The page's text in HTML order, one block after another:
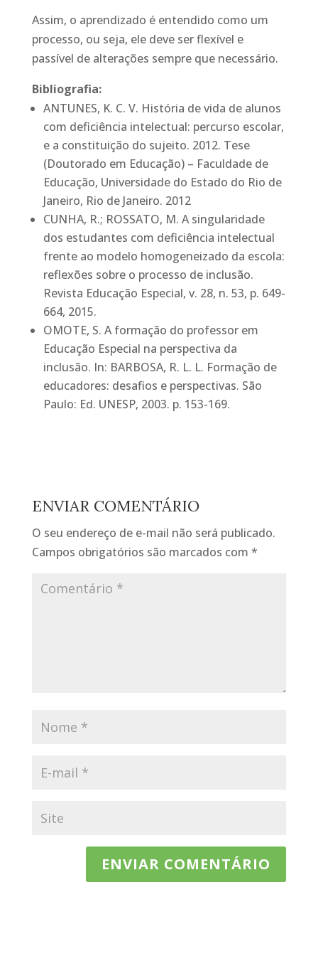
Assim, o aprendizado é entendido como um
processo, ou seja, ele deve ser flexível e
passível de alterações sempre que necessário.
Bibliografia:
ANTUNES, K. C. V. História de vida de alunos
com deficiência intelectual: percurso escolar,
e a constituição do sujeito. 2012. Tese
(Doutorado em Educação) – Faculdade de
Educação, Universidade do Estado do Rio de
Janeiro, Rio de Janeiro. 2012
CUNHA, R.; ROSSATO, M. A singularidade
dos estudantes com deficiência intelectual
frente ao modelo homogeneizado da escola:
reflexões sobre o processo de inclusão.
Revista Educação Especial, v. 28, n. 53, p. 649-
664, 2015.
OMOTE, S. A formação do professor em
Educação Especial na perspectiva da
inclusão. In: BARBOSA, R. L. L. Formação de
educadores: desafios e perspectivas. São
Paulo: Ed. UNESP, 2003. p. 153-169.
ENVIAR COMENTÁRIO
O seu endereço de e-mail não será publicado.
Campos obrigatórios são marcados com *